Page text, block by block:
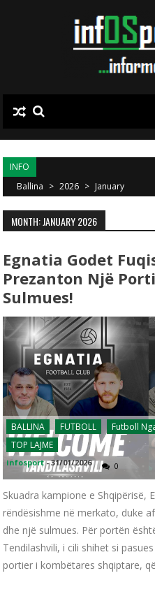
INFO
Ballina > 2026 > January
MONTH: JANUARY 2026
Egnatia Godet
Prezanton Një
Sulmues!
BALLINA FUTBOLL Futboll
TOP LAJME
infosport -31/01/2026 0
Skuadra kampione e Shqipërisë,
rëndësishme në merkato, duke
dhe një sulmues. Për portën
Tendilashvili, i cili shihet si
portier i kombëtares shqiptare,